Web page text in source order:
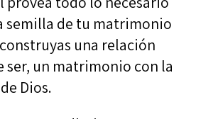
semilla de tu matrimonio
una relación
ser, un matrimonio con la
Dios.